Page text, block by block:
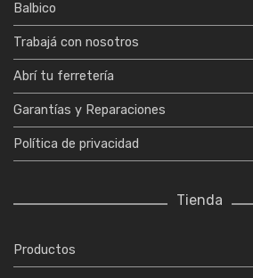
Balbico
Trabajá con nosotros
Abrí tu ferretería
Garantías y Reparaciones
Política de privacidad
Tienda
Productos